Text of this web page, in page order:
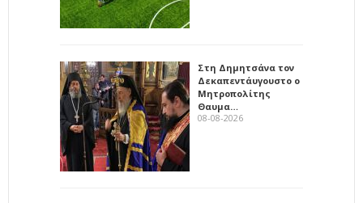
Στη Δημητσάνα τον
Δεκαπεντάυγουστο ο
Μητροπολίτης
Θαυμα…
08-08-2026